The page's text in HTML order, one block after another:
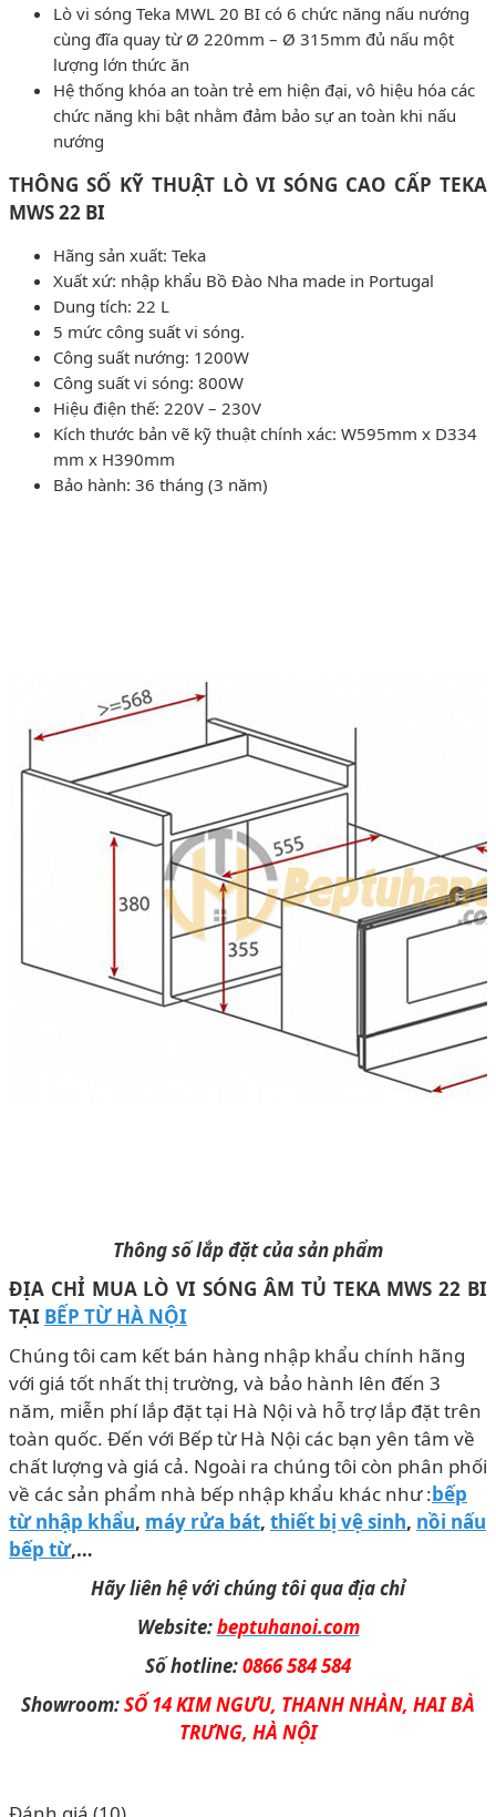
Lò vi sóng Teka MWL 20 BI có 6 chức năng nấu nướng
cùng đĩa quay từ Ø 220mm – Ø 315mm đủ nấu một
lượng lớn thức ăn
Hệ thống khóa an toàn trẻ em hiện đại, vô hiệu hóa các
chức năng khi bật nhằm đảm bảo sự an toàn khi nấu
nướng
THÔNG SỐ KỸ THUẬT LÒ VI SÓNG CAO CẤP TEKA
MWS 22 BI
Hãng sản xuất: Teka
Xuất xứ: nhập khẩu Bồ Đào Nha made in Portugal
Dung tích: 22 L
5 mức công suất vi sóng.
Công suất nướng: 1200W
Công suất vi sóng: 800W
Hiệu điện thế: 220V – 230V
Kích thước bản vẽ kỹ thuật chính xác: W595mm x D334
mm x H390mm
Bảo hành: 36 tháng (3 năm)
Thông số lắp đặt của sản phẩm
ĐỊA CHỈ MUA LÒ VI SÓNG ÂM TỦ TEKA MWS 22 BI
TẠI BẾP TỪ HÀ NỘI
Chúng tôi cam kết bán hàng nhập khẩu chính hãng
với giá tốt nhất thị trường, và bảo hành lên đến 3
năm, miễn phí lắp đặt tại Hà Nội và hỗ trợ lắp đặt trên
toàn quốc. Đến với Bếp từ Hà Nội các bạn yên tâm về
chất lượng và giá cả. Ngoài ra chúng tôi còn phân phối
về các sản phẩm nhà bếp nhập khẩu khác như :bếp
từ nhập khẩu, máy rửa bát, thiết bị vệ sinh, nồi nấu
bếp từ,…
Hãy liên hệ với chúng tôi qua địa chỉ
Website:beptuhanoi.com
Số hotline:0866 584 584
Showroom:SỐ 14 KIM NGƯU, THANH NHÀN, HAI BÀ
TRƯNG, HÀ NỘI